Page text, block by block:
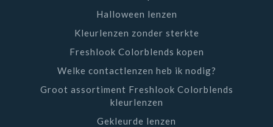
Halloween lenzen
Kleurlenzen zonder sterkte
Freshlook Colorblends kopen
Welke contactlenzen heb ik nodig?
Groot assortiment Freshlook Colorblends
kleurlenzen
Gekleurde lenzen